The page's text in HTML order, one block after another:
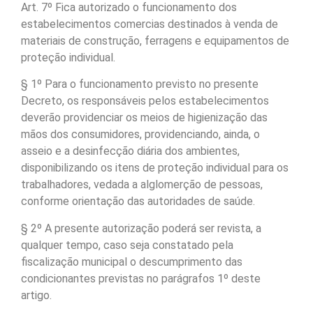
Art. 7º Fica autorizado o funcionamento dos
estabelecimentos comercias destinados à venda de
materiais de construção, ferragens e equipamentos de
proteção individual.
§ 1º Para o funcionamento previsto no presente
Decreto, os responsáveis pelos estabelecimentos
deverão providenciar os meios de higienização das
mãos dos consumidores, providenciando, ainda, o
asseio e a desinfecção diária dos ambientes,
disponibilizando os itens de proteção individual para os
trabalhadores, vedada a alglomerção de pessoas,
conforme orientação das autoridades de saúde.
§ 2º A presente autorização poderá ser revista, a
qualquer tempo, caso seja constatado pela
fiscalização municipal o descumprimento das
condicionantes previstas no parágrafos 1º deste
artigo.